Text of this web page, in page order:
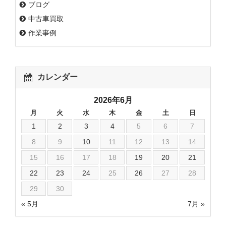
ブログ
中古車買取
作業事例
カレンダー
2026年6月
月 火 水 木 金 土 日
« 5月 7月 »
1 2 3 4 5 6
7
8
9 10 11 12 13
14
15
16 17 18 19 20
21
22
23 24 25 26 27
28
29
30